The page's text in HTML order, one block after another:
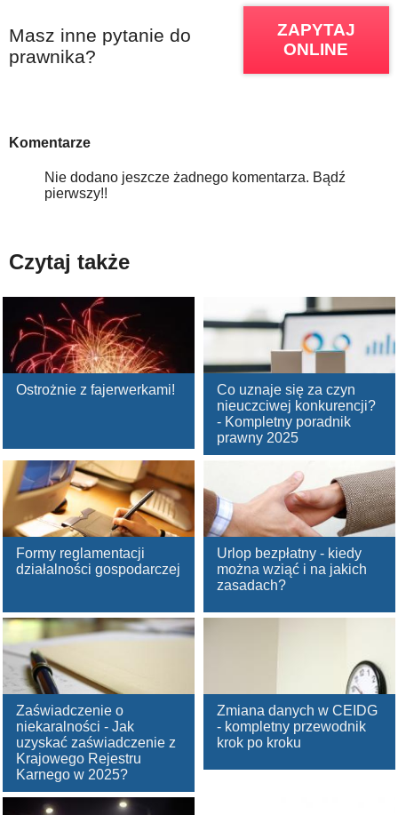
Masz inne pytanie do
prawnika?
ZAPYTAJ
ONLINE
Komentarze
Nie dodano jeszcze żadnego komentarza. Bądź
pierwszy!!
Czytaj także
Ostrożnie z fajerwerkami!
Co uznaje się za czyn
nieuczciwej konkurencji?
- Kompletny poradnik
prawny 2025
Formy reglamentacji
działalności gospodarczej
Urlop bezpłatny - kiedy
można wziąć i na jakich
zasadach?
Zaświadczenie o
niekaralności - Jak
uzyskać zaświadczenie z
Krajowego Rejestru
Karnego w 2025?
Zmiana danych w CEIDG
- kompletny przewodnik
krok po kroku